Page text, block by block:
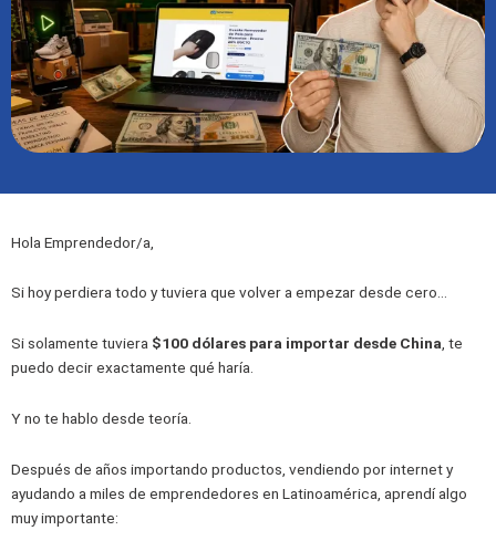
Hola Emprendedor/a,
Si hoy perdiera todo y tuviera que volver a empezar desde cero…
Si solamente tuviera $100 dólares para importar desde China, te
puedo decir exactamente qué haría.
Y no te hablo desde teoría.
Después de años importando productos, vendiendo por internet y
ayudando a miles de emprendedores en Latinoamérica, aprendí algo
muy importante: